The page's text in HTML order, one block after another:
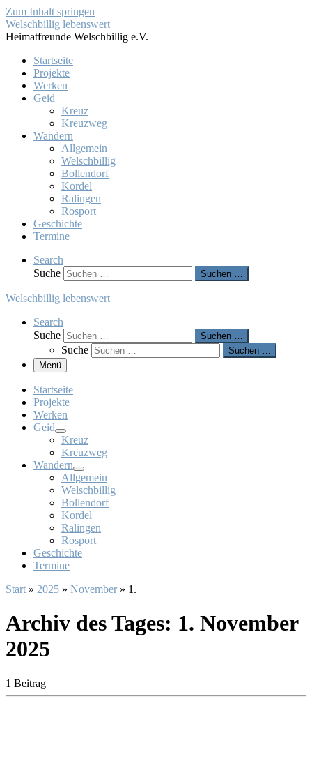
Zum Inhalt springen
Welschbillig lebenswert
Heimatfreunde Welschbillig e.V.
Startseite
Projekte
Werken
Geid
Kreuz
Kreuzweg
Wandern
Allgemein
Welschbillig
Bollendorf
Kordel
Ralingen
Rosport
Geschichte
Termine
Search
Suche
Suchen …
Welschbillig lebenswert
Search
Suche
Suchen …
Suche
Suchen …
Menü
Startseite
Projekte
Werken
Geid
Kreuz
Kreuzweg
Wandern
Allgemein
Welschbillig
Bollendorf
Kordel
Ralingen
Rosport
Geschichte
Termine
Start » 2025 » November » 1.
Archiv des Tages: 1. November
2025
1 Beitrag